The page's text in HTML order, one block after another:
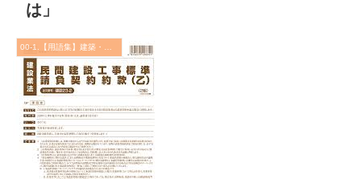
は」
00-1.【用語集】建築・土木・設備